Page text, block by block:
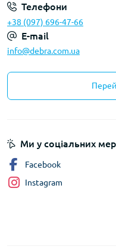
Телефони
+38 (097) 696-47-66
E-mail
info@debra.com.ua
Ми у соціальних
Facebook
Instagram